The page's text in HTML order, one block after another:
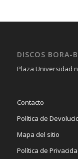
DISCOS BORA-
Plaza Universidad
Contacto
Política de
Mapa del sitio
Política de